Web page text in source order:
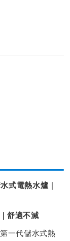
式電熱水爐｜
舒適不減
一代儲水式熱